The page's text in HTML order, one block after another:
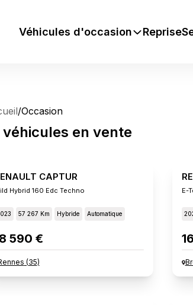
Véhicules d'occasion Reprise
/Occasion
véhicules en vente
CAPTUR
Hybrid 160 Edc Techno
57 267 Km Hybride Automatique
590 €
(35)
E-